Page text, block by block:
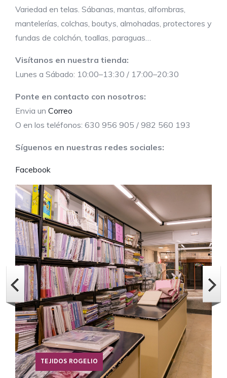
Variedad en telas. Sábanas, mantas, alfombras,
mantelerías, colchas, boutys, almohadas, protectores y
fundas de colchón, toallas, paraguas…
Visítanos en nuestra tienda:
Lunes a Sábado: 10:00–13:30 / 17:00–20:30
Ponte en contacto con nosotros:
Envia un Correo
O en los teléfonos: 630 956 905 / 982 560 193
Síguenos en nuestras redes sociales:
Facebook
TEJIDOS ROGELIO